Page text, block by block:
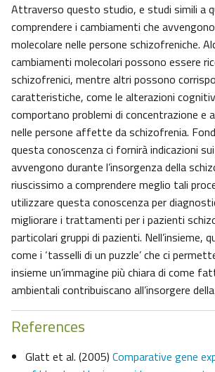
Attraverso questo studio, e studi simili a
comprendere i cambiamenti che
molecolare nelle persone schizofreniche.
cambiamenti molecolari possono essere
schizofrenici, mentre altri possono
caratteristiche, come le alterazioni
comportano problemi di concentrazione e
nelle persone affette da schizofrenia.
questa conoscenza ci fornirà indicazioni
avvengono durante l’insorgenza della
riuscissimo a comprendere meglio tali
utilizzare questa conoscenza per
migliorare i trattamenti per i pazienti
particolari gruppi di pazienti. Nell’insieme,
come i ‘tasselli di un puzzle’ che ci
insieme un’immagine più chiara di come
ambientali contribuiscano all’insorgere
References
Glatt et al. (2005) Comparative gene